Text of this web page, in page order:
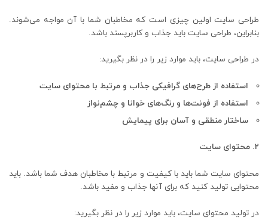
طراحی سایت اولین چیزی است که مخاطبان شما با آن مواجه می‌شوند.
بنابراین، طراحی سایت باید جذاب و کاربرپسند باشد.
در طراحی سایت، باید موارد زیر را در نظر بگیرید:
استفاده از طرح‌های گرافیکی جذاب و مرتبط با محتوای سایت
استفاده از فونت‌ها و رنگ‌های خوانا و چشم‌نواز
ساختار منطقی و آسان برای پیمایش
۲. محتوای سایت
محتوای سایت شما باید با کیفیت و مرتبط با مخاطبان هدف شما باشد. باید
محتوایی تولید کنید که برای آنها جذاب و مفید باشد.
در تولید محتوای سایت، باید موارد زیر را در نظر بگیرید: